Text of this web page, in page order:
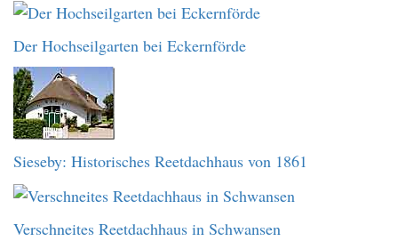
Der Hochseilgarten bei Eckernförde
Sieseby: Historisches Reetdachhaus von 1861
Verschneites Reetdachhaus in Schwansen